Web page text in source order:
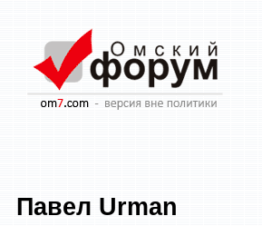
Павел Urman